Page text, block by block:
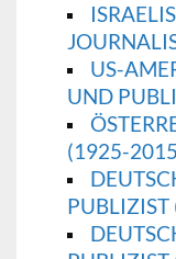
US-
UND
(1925-